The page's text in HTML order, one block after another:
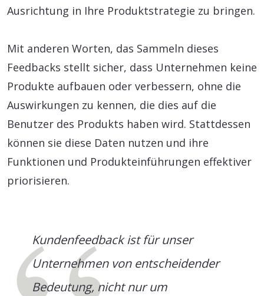
Ausrichtung in Ihre Produktstrategie zu bringen.
Mit anderen Worten, das Sammeln dieses
Feedbacks stellt sicher, dass Unternehmen keine
Produkte aufbauen oder verbessern, ohne die
Auswirkungen zu kennen, die dies auf die
Benutzer des Produkts haben wird. Stattdessen
können sie diese Daten nutzen und ihre
Funktionen und Produkteinführungen effektiver
priorisieren.
Kundenfeedback ist für unser
Unternehmen von entscheidender
Bedeutung, nicht nur um